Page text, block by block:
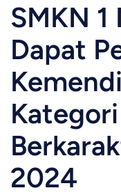
SMKN 1
Dapat
2024